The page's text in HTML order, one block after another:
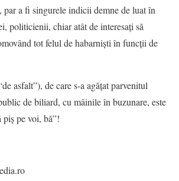
a fi singurele indicii demne de luat în
politicienii, chiar atât de interesați să
tot felul de habarniști în funcții de
asfalt”), de care s-a agățat parvenitul
de biliard, cu mâinile în buzunare, este
piș pe voi, bă”!